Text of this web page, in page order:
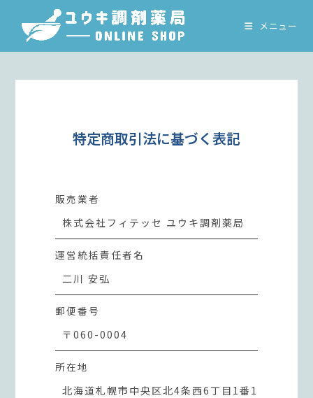
メニュー
特定商取引法に基づく表記
販売業者
株式会社フィテッセ ユウキ調剤薬局
運営統括責任者名
二川 安弘
郵便番号
〒060-0004
所在地
北海道札幌市中央区北4条西6丁目1番1